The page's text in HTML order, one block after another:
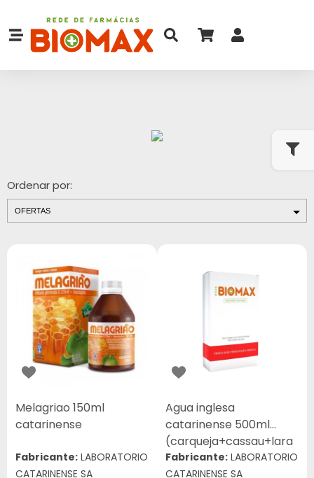
Ordenar por:
Melagriao 150ml
catarinense
Fabricante: LABORATORIO
CATARINENSE SA
Agua inglesa
catarinense 500ml
(carqueja+cassau+lara
nja
Fabricante: LABORATORIO
CATARINENSE SA